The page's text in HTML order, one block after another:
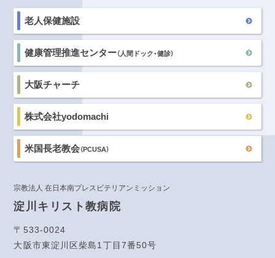
老人保健施設
健康管理推進センター（人間ドック・健診）
大阪チャーチ
株式会社yodomachi
米国長老教会（PCUSA）
宗教法人 在日本南プレスビテリアンミッション
淀川キリスト教病院
〒533-0024
大阪市東淀川区柴島1丁目7番50号